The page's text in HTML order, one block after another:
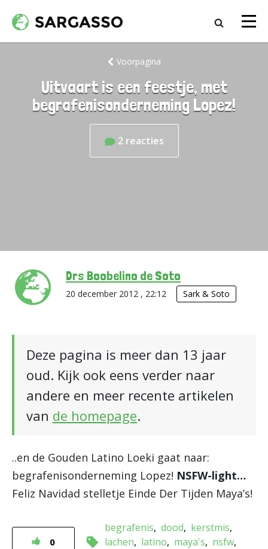
Voorpagina
Uitvaart is een feestje, met
begrafenisonderneming Lopez!
2 reacties
Drs Boobelino de Soto
20 december 2012 , 22:12 Sark & Soto
Deze pagina is meer dan 13 jaar
oud. Kijk ook eens verder naar
andere en meer recente artikelen
van de homepage.
..en de Gouden Latino Loeki gaat naar:
begrafenisonderneming Lopez! NSFW-light…
Feliz Navidad stelletje Einde Der Tijden Maya’s!
0
begrafenis dood
kerstmis
lachen
latino maya's
nsfw